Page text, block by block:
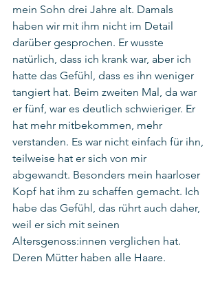
mein Sohn drei Jahre alt. Damals
haben wir mit ihm nicht im Detail
darüber gesprochen. Er wusste
natürlich, dass ich krank war, aber ich
hatte das Gefühl, dass es ihn weniger
tangiert hat. Beim zweiten Mal, da war
er fünf, war es deutlich schwieriger. Er
hat mehr mitbekommen, mehr
verstanden. Es war nicht einfach für ihn,
teilweise hat er sich von mir
abgewandt. Besonders mein haarloser
Kopf hat ihm zu schaffen gemacht. Ich
habe das Gefühl, das rührt auch daher,
weil er sich mit seinen
Altersgenoss:innen verglichen hat.
Deren Mütter haben alle Haare.